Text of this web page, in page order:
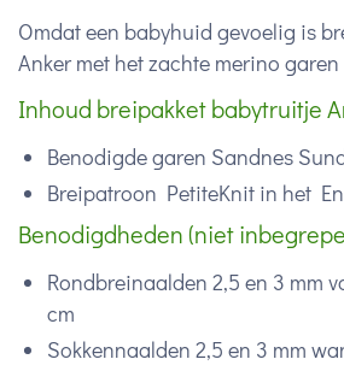
Omdat een babyhuid gevoelig is
Anker met het zachte merino
Inhoud breipakket babytruitje
Benodigde garen Sandnes
Breipatroon PetiteKnit in het
Benodigdheden (niet
Rondbreinaalden 2,5 en 3 mm
cm
Sokkennaalden 2,5 en 3 mm